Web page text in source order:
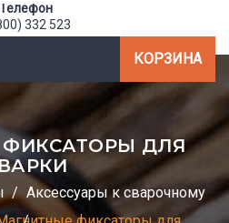
Телефон
332 523
КОРЗИНА
ДЛЯ
Аксессуары к сварочному